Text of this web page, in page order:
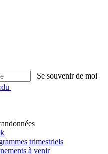
Se souvenir de moi
trimestriels
à venir